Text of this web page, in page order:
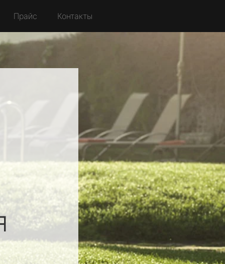
Прайс Контакты